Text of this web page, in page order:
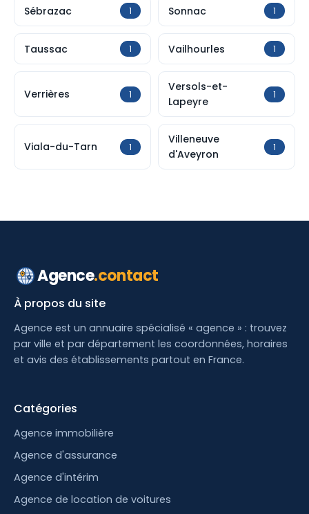
Sébrazac 1 Sonnac 1
Taussac 1 Vailhourles 1
Verrières 1
Versols-et-
Lapeyre
1
Viala-du-Tarn 1
Villeneuve
d'Aveyron
1
Agence.contact
À propos du site
Agence est un annuaire spécialisé « agence » : trouvez
par ville et par département les coordonnées, horaires
et avis des établissements partout en France.
Catégories
Agence immobilière
Agence d'assurance
Agence d'intérim
Agence de location de voitures